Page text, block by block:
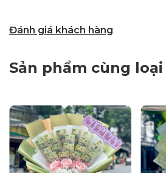
Đánh giá khách hàng
Sản phẩm cùng loại